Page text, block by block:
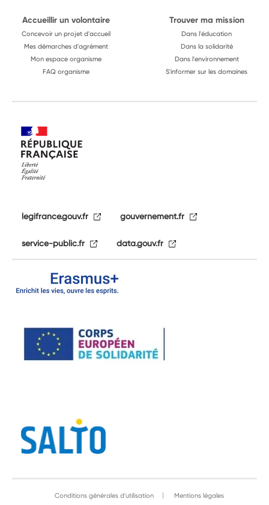
Accueillir un volontaire
Concevoir un projet d'accueil
Mes démarches d'agrément
Mon espace organisme
FAQ organisme
Trouver ma mission
Dans l'éducation
Dans la solidarité
Dans l'environnement
S'informer sur les domaines
legifrance.gouv.fr gouvernement.fr
service-public.fr data.gouv.fr
Conditions générales d'utilisation
Mentions légales